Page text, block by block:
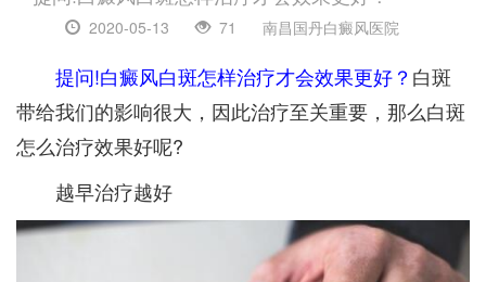
2020-05-13 71 南昌国丹白癜风医院
提问!白癜风白斑怎样治疗才会效果更好？ 白斑
带给我们的影响很大，因此治疗至关重要，那么白斑
怎么治疗效果好呢?
越早治疗越好